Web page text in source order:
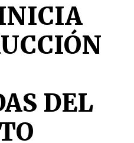
DEL